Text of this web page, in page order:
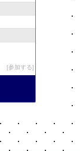
参加する